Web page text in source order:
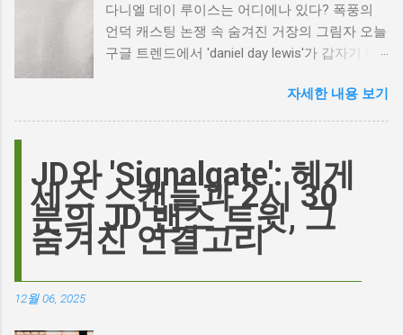
다니엘 데이 루이스는 어디에나 있다? 폭풍의
언덕 캐스팅 논쟁 속 숨겨진 거장의 그림자 오늘
구글 트렌드에서 'daniel day lewis'가 갑자기 떠
이름이 왜 다시 사람들의 입에 오르내리는 걸까
요? 표면적으로는 마고 로비가 제작하고 주연을
이 그 시작입니다. 하지만 그 이면에는 '연기'라
는 예술에 대한 깊은 갈망과, 완벽주의를 향한
끊임없는 열망이 숨겨져 있습니다. Photo by
Plufow Le Studio on Unsplash 폭풍의 언덕, 그
리고 캐스팅 논쟁의 불씨 최근 몇 주 동안 영화
자세한 내용 보기
JD와 'Signalgate': 헤게
세스 스캔들과 2시 30
분의 JD 밴스 트윗, 그
숨겨진 연결고리
12월 06, 2025